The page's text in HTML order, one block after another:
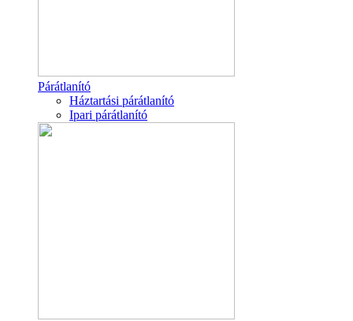
Párátlanító
Háztartási párátlanító
Ipari párátlanító